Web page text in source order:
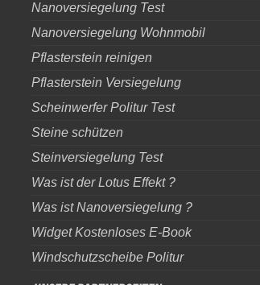
Nanoversiegelung Test
Nanoversiegelung Wohnmobil
Pflasterstein reinigen
Pflasterstein Versiegelung
Scheinwerfer Politur Test
Steine schützen
Steinversiegelung Test
Was ist der Lotus Effekt ?
Was ist Nanoversiegelung ?
Widget Kostenloses E-Book
Windschutzscheibe Politur